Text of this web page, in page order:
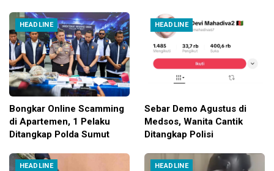
HEADLINE
Bongkar Online Scamming
di Apartemen, 1 Pelaku
Ditangkap Polda Sumut
HEADLINE
Sebar Demo Agustus di
Medsos, Wanita Cantik
Ditangkap Polisi
HEADLINE HEADLINE